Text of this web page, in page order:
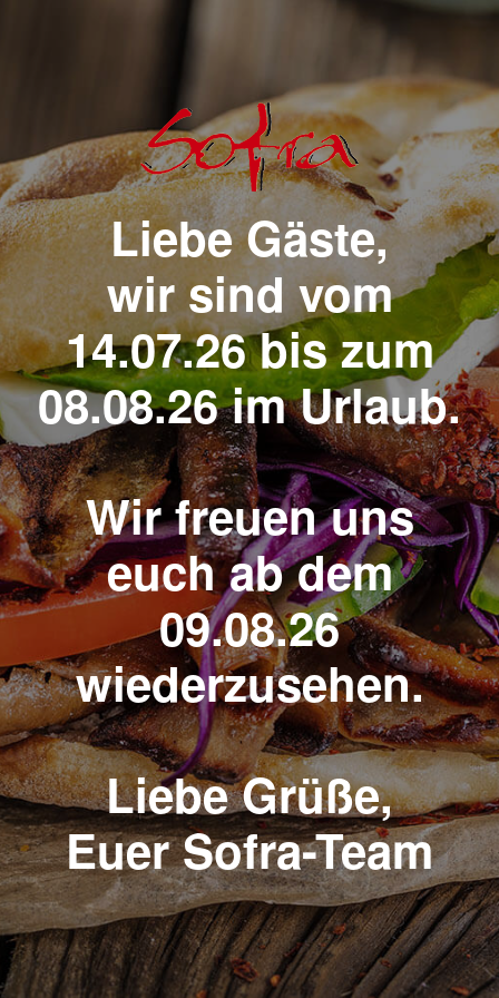
Liebe Gäste,
wir sind vom
14.07.26 bis zum
08.08.26 im Urlaub.
Wir freuen uns
euch ab dem
09.08.26
wiederzusehen.
Liebe Grüße,
Euer Sofra-Team